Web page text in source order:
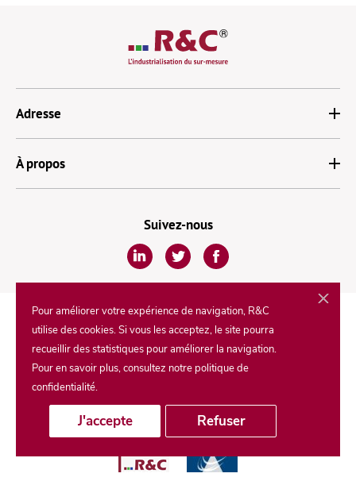
Adresse
À propos
Suivez-nous
Découvrez notre groupe
Pour améliorer votre expérience de navigation, R&C
utilise des cookies. Si vous les acceptez, le site pourra
recueillir des statistiques pour améliorer la navigation.
Pour en savoir plus, consultez notre politique de
confidentialité.
J'accepte Refuser